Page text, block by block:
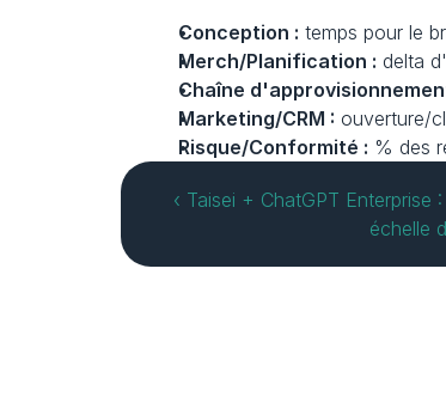
Conception : temps pour le
Merch/Planification : delta
Chaîne
Marketing/CRM : ouverture/
Risque/Conformité : % des
‹ Taisei + ChatGPT
échelle